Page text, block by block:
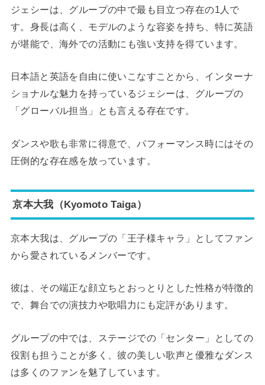
ジェシーは、グループの中で最も目立つ存在の1人で
す。身長は高く、モデルのような容姿を持ち、特に英語
が堪能で、海外での活動にも強い支持を得ています。
日本語と英語を自由に使いこなすことから、インターナ
ショナルな魅力を持っているジェシーは、グループの
「グローバル担当」とも言える存在です。
ダンスや歌も非常に得意で、パフォーマンス時にはその
圧倒的な存在感を放っています。
京本大我（Kyomoto Taiga）
京本大我は、グループの「王子様キャラ」としてファン
から愛されているメンバーです。
彼は、その端正な顔立ちとおっとりとした性格が特徴的
で、舞台での演技力や歌唱力にも定評があります。
グループの中では、ステージでの「センター」としての
役割も担うことが多く、彼の美しい歌声と優雅なダンス
は多くのファンを魅了しています。